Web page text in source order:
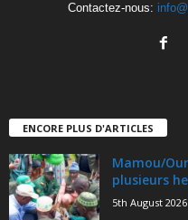
Contactez-nous:
ENCORE PLUS D'ARTICLES
Mamou/
plusieurs
5th August 2026